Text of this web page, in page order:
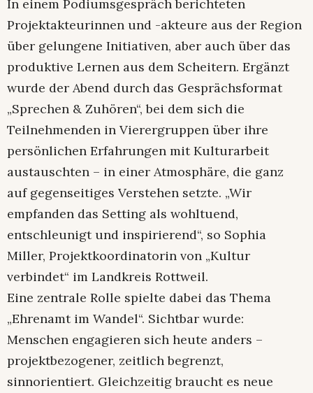
In einem Podiumsgespräch berichteten
Projektakteurinnen und -akteure aus der Region
über gelungene Initiativen, aber auch über das
produktive Lernen aus dem Scheitern. Ergänzt
wurde der Abend durch das Gesprächsformat
„Sprechen & Zuhören“, bei dem sich die
Teilnehmenden in Vierergruppen über ihre
persönlichen Erfahrungen mit Kulturarbeit
austauschten – in einer Atmosphäre, die ganz
auf gegenseitiges Verstehen setzte. „Wir
empfanden das Setting als wohltuend,
entschleunigt und inspirierend“, so Sophia
Miller, Projektkoordinatorin von „Kultur
verbindet“ im Landkreis Rottweil.
Eine zentrale Rolle spielte dabei das Thema
„Ehrenamt im Wandel“. Sichtbar wurde:
Menschen engagieren sich heute anders –
projektbezogener, zeitlich begrenzt,
sinnorientiert. Gleichzeitig braucht es neue